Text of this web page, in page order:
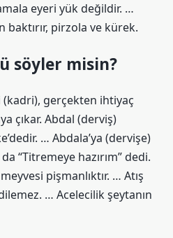
eyeri yük değildir. …
baktırır, pirzola ve kürek.
söyler misin?
gerçekten ihtiyaç
çıkar. Abdal (derviş)
… Abdala’ya (dervişe)
“Titremeye hazırım” dedi.
pişmanlıktır. … Atış
… Acelecilik şeytanın